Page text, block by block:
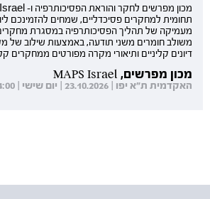
תחומית למחקרים פסיכדליים, שמחים להזמינכם
מעמיקה של תהליך הפסיכותרפיה במסגרת מחקרים
משולב חומרים משני תודעה, באמצעות שילוב של
דיונים קליניים ותיאורי מקרה מפורטים ממחקרים
מכון מפרשים, MAPS Israel
האקדמית ת"א יפו | 23.10.2026 | יום שישי | 08:30-14:00